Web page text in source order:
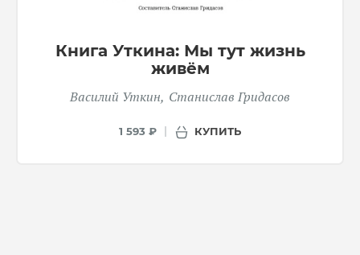
Книга Уткина: Мы тут жизнь
живём
Василий Уткин Станислав Гридасов
1 593 ₽ КУПИТЬ